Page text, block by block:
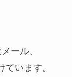
ール、
ています。